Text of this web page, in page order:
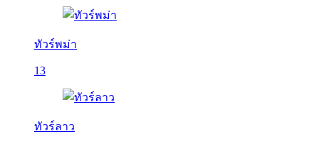
ทัวร์พม่า
13
ทัวร์ลาว